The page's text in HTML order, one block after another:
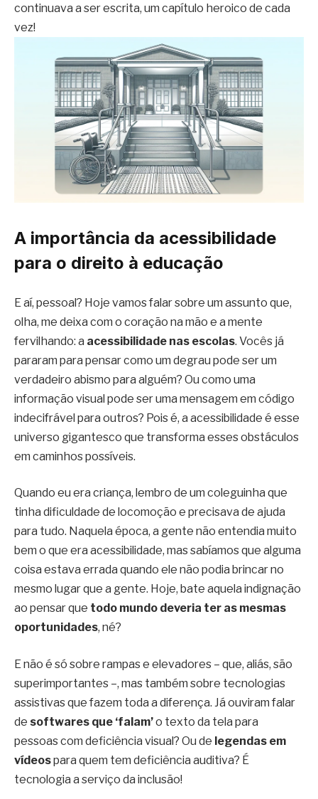
continuava a ser escrita, um capítulo heroico de cada
vez!
A importância da acessibilidade
para o direito à educação
E aí, pessoal? Hoje vamos falar sobre um assunto que,
olha, me deixa com o coração na mão e a mente
fervilhando: a acessibilidade nas escolas. Vocês já
pararam para pensar como um degrau pode ser um
verdadeiro abismo para alguém? Ou como uma
informação visual pode ser uma mensagem em código
indecifrável para outros? Pois é, a acessibilidade é esse
universo gigantesco que transforma esses obstáculos
em caminhos possíveis.
Quando eu era criança, lembro de um coleguinha que
tinha dificuldade de locomoção e precisava de ajuda
para tudo. Naquela época, a gente não entendia muito
bem o que era acessibilidade, mas sabíamos que alguma
coisa estava errada quando ele não podia brincar no
mesmo lugar que a gente. Hoje, bate aquela indignação
ao pensar que todo mundo deveria ter as mesmas
oportunidades, né?
E não é só sobre rampas e elevadores – que, aliás, são
superimportantes –, mas também sobre tecnologias
assistivas que fazem toda a diferença. Já ouviram falar
de softwares que ‘falam’o texto da tela para
pessoas com deficiência visual? Ou de legendas em
vídeospara quem tem deficiência auditiva? É
tecnologia a serviço da inclusão!